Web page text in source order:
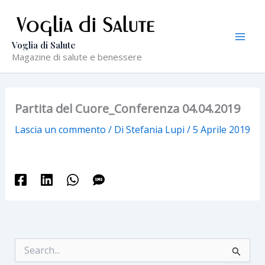
contenuto
Voglia di Salute
Magazine di salute e benessere
Partita del Cuore_Conferenza 04.04.2019
Lascia un commento / Di Stefania Lupi /5 Aprile 2019